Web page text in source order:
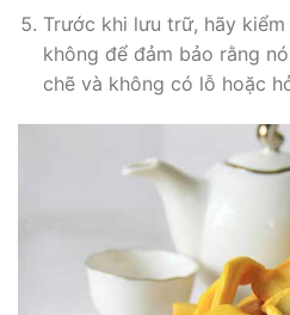
Trước khi lưu trữ, hãy
không để đảm bảo rằng
chẽ và không có lỗ hoặc